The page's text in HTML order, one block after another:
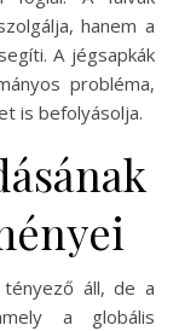
hanem a
A jégsapkák
probléma,
is befolyásolja.
áll, de a
a globális